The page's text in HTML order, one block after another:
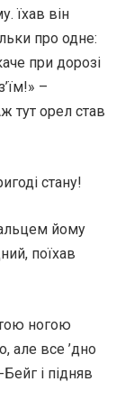
їхав він
про одне:
при дорозі
–
тут орел став
стану!
йому
поїхав
ногою
але все ’дно
і підняв